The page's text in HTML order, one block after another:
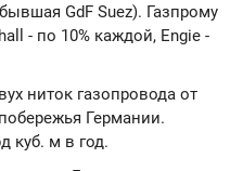
GdF Suez). Газпрому
- по 10% каждой, Engie -
ниток газопровода от
Германии.
куб. м в год.